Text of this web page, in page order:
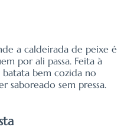
a caldeirada de peixe é
por ali passa. Feita à
bem cozida no
saboreado sem pressa.